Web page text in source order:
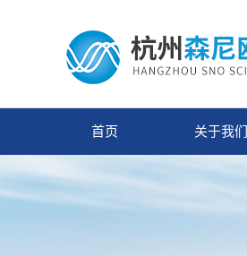
首页 关于我们